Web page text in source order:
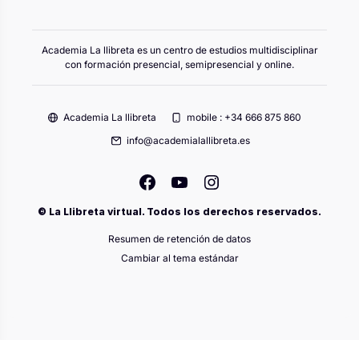
Academia La llibreta es un centro de estudios multidisciplinar
con formación presencial, semipresencial y online.
Academia La llibreta
mobile : +34 666 875 860
info@academialallibreta.es
© La Llibreta virtual. Todos los derechos reservados.
Resumen de retención de datos
Cambiar al tema estándar